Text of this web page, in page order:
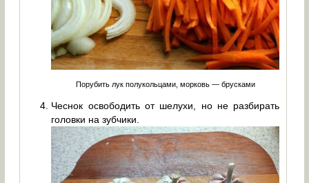
Порубить лук полукольцами, морковь — брусками
Чеснок освободить от шелухи, но не разбирать
головки на зубчики.